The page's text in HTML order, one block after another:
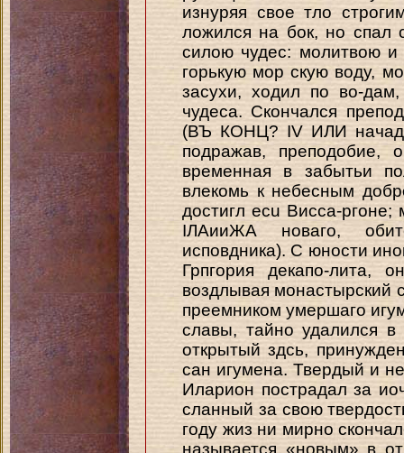
изнуряя свое тло
ложился на бок, но спал
силою чудес: молитвою
горькую мор скую воду,
засухи, ходил по во-
чудеса. Скончался
(ВЪ КОНЦ? IV ИЛИ
подражав, преподобие,
временная в забытьи
влекомь к небесным
достигл ecu Висса-
ІЛАииЖА новаго,
исповдника). С юности
Грпгория декапо-лита,
воздлывая монастырский
преемником умершаго
славы, тайно удалился
открытый здсь,
сан игумена. Твердый и
Иларион пострадал за
сланный за свою
году жиз ни мирно
называется «новым» в